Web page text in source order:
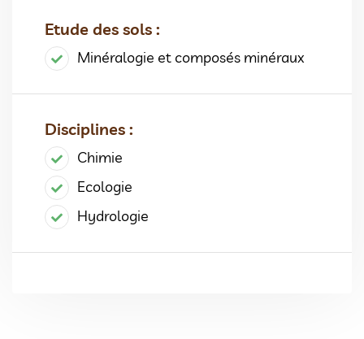
Etude des sols :
Minéralogie et composés minéraux
Disciplines :
Chimie
Ecologie
Hydrologie